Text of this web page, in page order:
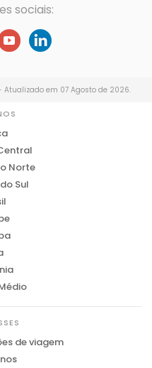
sociais:
Atualizado em 07 Agosto de 2026.
Norte
Sul
de viagem